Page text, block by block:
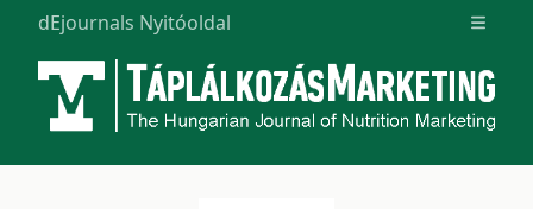
dEjournals Nyitóoldal Open